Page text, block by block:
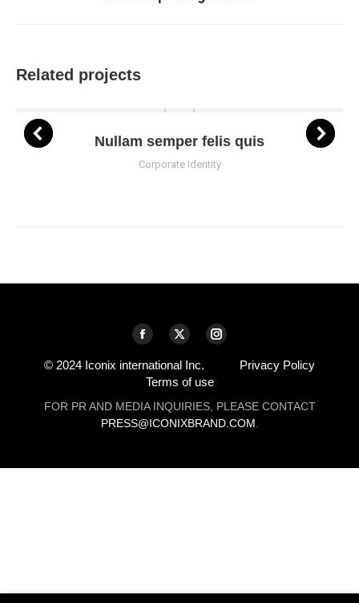
Related projects
Nullam semper felis quis
Corporate Identity
Facebook
page
opens
in
new
X
page
opens
in
new
Instagram
page
in
new
© 2024 Iconix international Inc.
Privacy Policy
Terms of use
FOR PR AND MEDIA INQUIRIES, PLEASE CONTACT
PRESS@ICONIXBRAND.COM